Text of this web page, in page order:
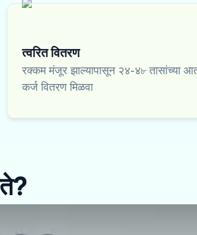
त्वरित वितरण
रक्कम मंजूर झाल्यापासून २४-४৮ तासांच्या
कर्ज वितरण मिळवा